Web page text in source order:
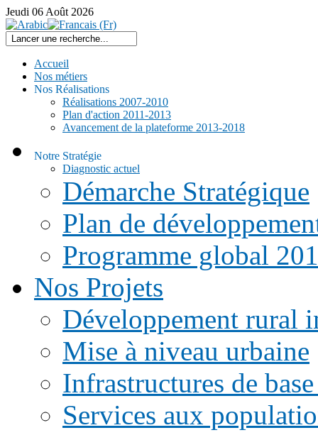
Jeudi 06 Août 2026
Accueil
Nos métiers
Nos Réalisations
Réalisations 2007-2010
Plan d'action 2011-2013
Avancement de la plateforme 2013-2018
Notre Stratégie
Diagnostic actuel
Démarche Stratégique
Plan de
Programme global
Nos Projets
Développement rural
Mise à niveau urbaine
Infrastructures de
Services aux